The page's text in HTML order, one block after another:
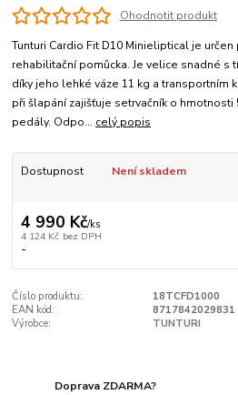
Ohodnotit produkt
Tunturi Cardio Fit D10 Minieliptical je
rehabilitační pomůcka. Je velice snadné s
díky jeho lehké váze 11 kg a transportním
při šlapání zajišťuje setrvačník o hmotnosti
pedály. Odpo... celý popis
Dostupnost Není skladem
4 990 Kč/ks
4 124 Kč bez DPH
-
Číslo produktu:
18TCFD1000
EAN kód:
8717842029831
Výrobce:
TUNTURI
Doprava ZDARMA?